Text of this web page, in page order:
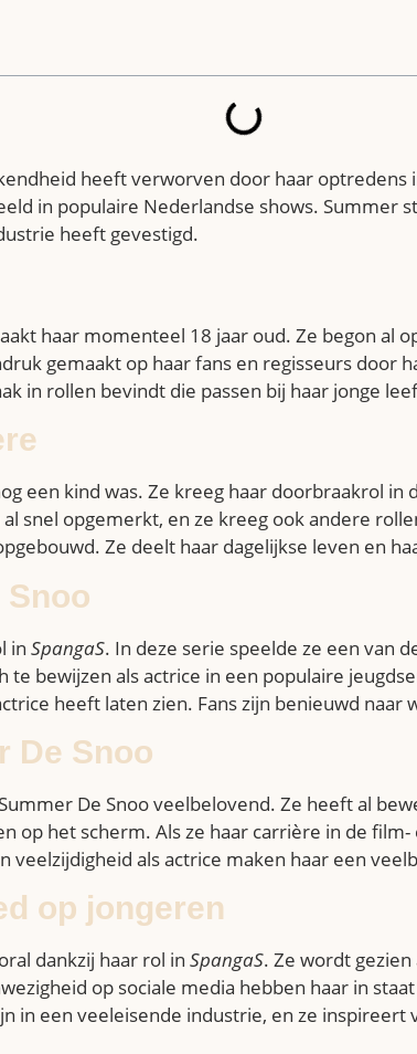
heeft verworven door haar
in populaire Nederlandse shows. Summer
heeft gevestigd.
haar momenteel 18 jaar oud. Ze begon al
gemaakt op haar fans en regisseurs
in rollen bevindt die passen bij haar jonge
een kind was. Ze kreeg haar doorbraakrol
snel opgemerkt, en ze kreeg ook andere
Ze deelt haar dagelijkse leven en
in SpangaS. In deze serie speelde ze een van
te bewijzen als actrice in een populaire
heeft laten zien. Fans zijn benieuwd
De Snoo
De Snoo veelbelovend. Ze heeft al
op het scherm. Als ze haar carrière in de
als actrice maken haar een
op jongeren
dankzij haar rol in SpangaS. Ze wordt
op sociale media hebben haar in
in een veeleisende industrie, en ze